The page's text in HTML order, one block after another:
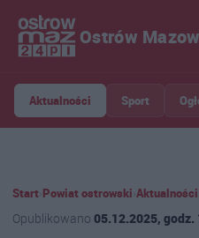
Ostrów
Aktualności Sport
Start Powiat ostrowski Aktualności
Opublikowano 05.12.2025, godz.